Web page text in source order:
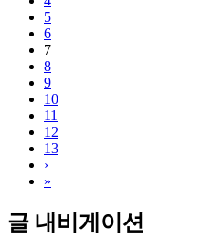
5
6
7
8
9
10
11
12
13
›
»
글 내비게이션